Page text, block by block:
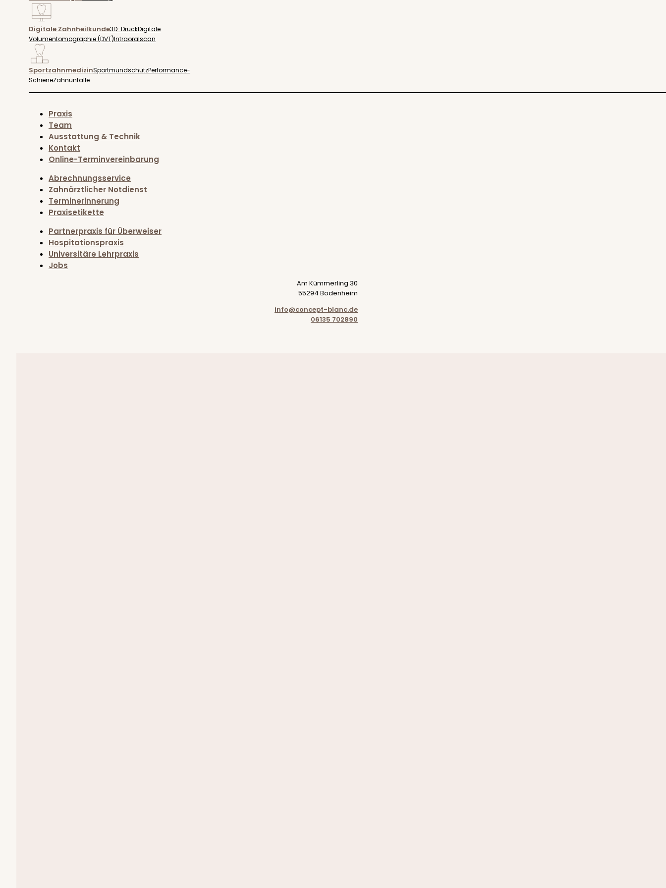
Digitale Zahnheilkunde3D-DruckDigitale
Volumentomographie (DVT)Intraoralscan
SportzahnmedizinSportmundschutzPerformance-
SchieneZahnunfälle
Praxis
Team
Ausstattung & Technik
Kontakt
Online-Terminvereinbarung
Abrechnungsservice
Zahnärztlicher Notdienst
Terminerinnerung
Praxisetikette
Partnerpraxis für Überweiser
Hospitationspraxis
Universitäre Lehrpraxis
Jobs
Am Kümmerling 30
55294 Bodenheim
info@concept-blanc.de
06135 702890